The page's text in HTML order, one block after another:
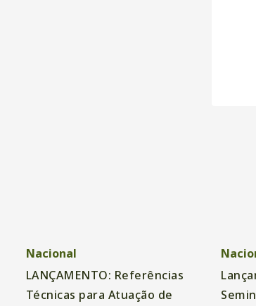
Nacional
LANÇAMENTO: Referências
Técnicas para Atuação de